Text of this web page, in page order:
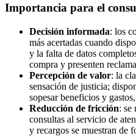
Importancia para el
Decisión informada: los
más acertadas cuando
y la falta de datos
compra y presenten
Percepción de valor: la
sensación de justicia;
sopesar beneficios y
Reducción de fricción: se
consultas al servicio de
y recargos se muestran de